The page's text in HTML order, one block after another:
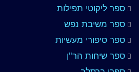
ספר ליקוטי תפילות
ספר משיבת נפש
ספר סיפורי מעשיות
ספר שיחות הר"ן